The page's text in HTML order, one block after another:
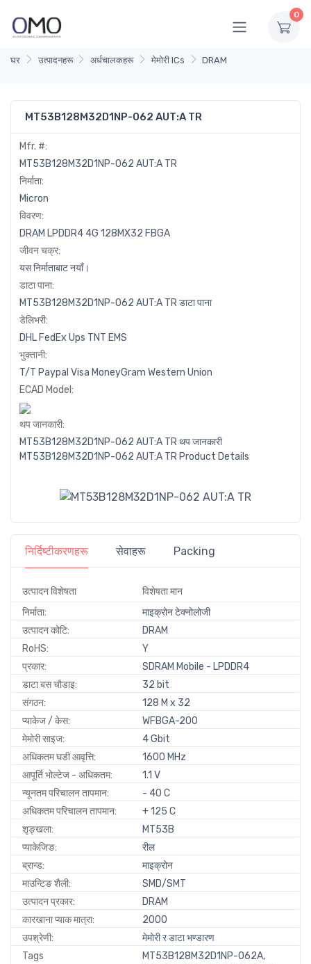
0
घर उत्पादनहरू अर्धचालकहरू मेमोरी ICs DRAM
MT53B128M32D1NP-062 AUT:A TR
Mfr. #:
MT53B128M32D1NP-062 AUT:A TR
निर्माता:
Micron
विवरण:
DRAM LPDDR4 4G 128MX32 FBGA
जीवन चक्र:
यस निर्माताबाट नयाँ।
डाटा पाना:
MT53B128M32D1NP-062 AUT:A TR डाटा पाना
डेलिभरी:
DHL FedEx Ups TNT EMS
भुक्तानी:
T/T Paypal Visa MoneyGram Western Union
ECAD Model:
थप जानकारी:
MT53B128M32D1NP-062 AUT:A TR थप जानकारी
MT53B128M32D1NP-062 AUT:A TR Product Details
निर्दिष्टीकरणहरू सेवाहरू Packing
उत्पादन विशेषता
विशेषता मान
निर्माता:
माइक्रोन टेक्नोलोजी
उत्पादन कोटि:
DRAM
RoHS:
Y
प्रकार:
SDRAM Mobile - LPDDR4
डाटा बस चौडाइ:
32 bit
संगठन:
128 M x 32
प्याकेज / केस:
WFBGA-200
मेमोरी साइज:
4 Gbit
अधिकतम घडी आवृत्ति:
1600 MHz
आपूर्ति भोल्टेज - अधिकतम:
1.1 V
न्यूनतम परिचालन तापमान:
- 40 C
अधिकतम परिचालन तापमान:
+ 125 C
शृङ्खला:
MT53B
प्याकेजिङ:
रील
ब्रान्ड:
माइक्रोन
माउन्टिङ शैली:
SMD/SMT
उत्पादन प्रकार:
DRAM
कारखाना प्याक मात्रा:
2000
उपश्रेणी:
मेमोरी र डाटा भण्डारण
Tags
MT53B128M32D1NP-062A,